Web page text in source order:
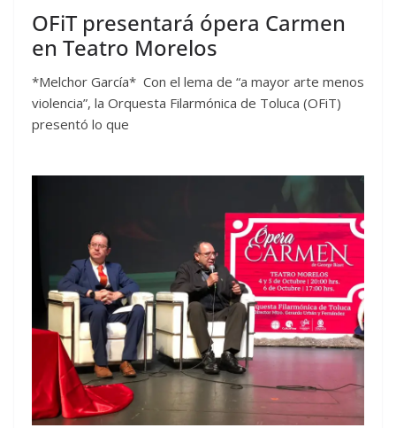
OFiT presentará ópera Carmen
en Teatro Morelos
*Melchor García* Con el lema de “a mayor arte menos
violencia”, la Orquesta Filarmónica de Toluca (OFiT)
presentó lo que